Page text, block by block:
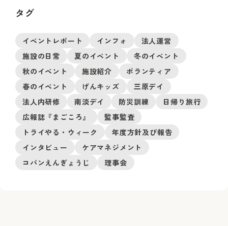
タグ
イベントレポート インフォ
法人運営
施設の日常
夏のイベント
冬のイベント
秋のイベント
施設紹介
ボランティア
春のイベント
げんキッズ
三原デイ
法人内研修
南淡デイ 防災訓練
日帰り旅行
広報誌『まごころ』
監事監査
トライやる・ウィーク
年度方針及び報告
インタビュー
ケアマネジメント
コパンえんぎょうじ
理事会